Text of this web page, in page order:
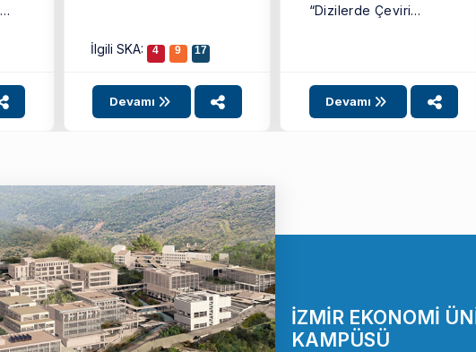
İlgili SKA:
4 9 17
Devamı
“Dizilerde Çeviri
Devamı
İZMİR EKONOMİ
KAMPÜSÜ